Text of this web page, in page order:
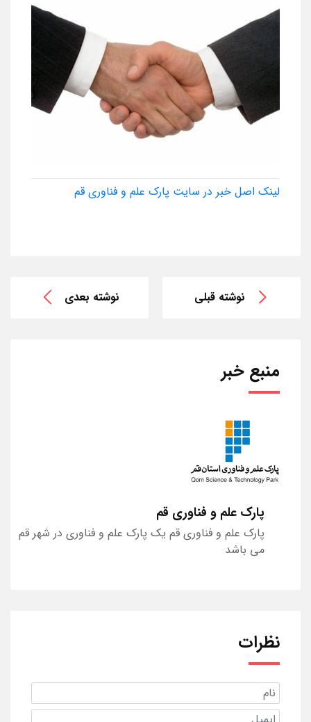
لینک اصل خبر در سایت پارک علم و فناوری قم
نوشته قبلی نوشته بعدی
منبع خبر
پارک علم و فناوری قم
پارک علم و فناوری قم یک پارک علم و فناوری در شهر قم
می باشد
نظرات